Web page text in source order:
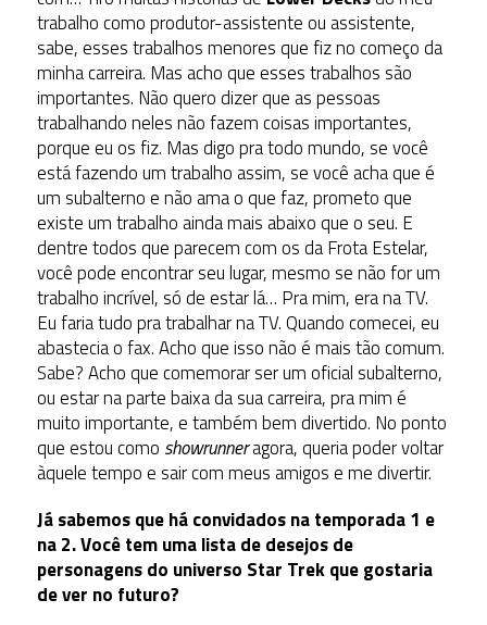
trabalho como produtor-assistente ou assistente,
sabe, esses trabalhos menores que fiz no começo da
minha carreira. Mas acho que esses trabalhos são
importantes. Não quero dizer que as pessoas
trabalhando neles não fazem coisas importantes,
porque eu os fiz. Mas digo pra todo mundo, se você
está fazendo um trabalho assim, se você acha que é
um subalterno e não ama o que faz, prometo que
existe um trabalho ainda mais abaixo que o seu. E
dentre todos que parecem com os da Frota Estelar,
você pode encontrar seu lugar, mesmo se não for um
trabalho incrível, só de estar lá… Pra mim, era na TV.
Eu faria tudo pra trabalhar na TV. Quando comecei, eu
abastecia o fax. Acho que isso não é mais tão comum.
Sabe? Acho que comemorar ser um oficial subalterno,
ou estar na parte baixa da sua carreira, pra mim é
muito importante, e também bem divertido. No ponto
que estou como showrunneragora, queria poder voltar
àquele tempo e sair com meus amigos e me divertir.
Já sabemos que há convidados na temporada 1 e
na 2. Você tem uma lista de desejos de
personagens do universo Star Trek que gostaria
de ver no futuro?